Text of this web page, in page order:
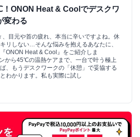
ONON Heat & Coolでデスクワ
変わる
目元や首の疲れ、本当に辛いですよね。休
リしない…そんな悩みを抱えるあなたに、
ONON Heat & Cool』をご紹介しま
から45℃の温熱ケアまで、一台で叶う極上
、もうデスクワークの「休憩」で妥協する
わかります。私も実際に試し